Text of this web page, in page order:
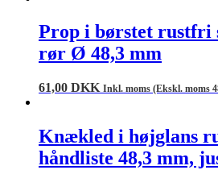
Prop i børstet rustfri
rør Ø 48,3 mm
61,00 DKK Inkl. moms (Ekskl. moms
Knækled i højglans
håndliste 48,3 mm,